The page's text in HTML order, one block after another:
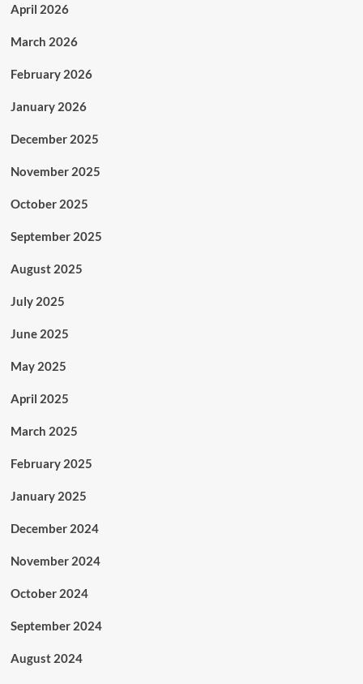
April 2026
March 2026
February 2026
January 2026
December 2025
November 2025
October 2025
September 2025
August 2025
July 2025
June 2025
May 2025
April 2025
March 2025
February 2025
January 2025
December 2024
November 2024
October 2024
September 2024
August 2024